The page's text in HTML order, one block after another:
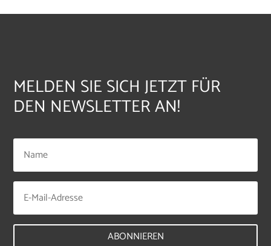
MELDEN SIE SICH JETZT FÜR
DEN NEWSLETTER AN!
ABONNIEREN